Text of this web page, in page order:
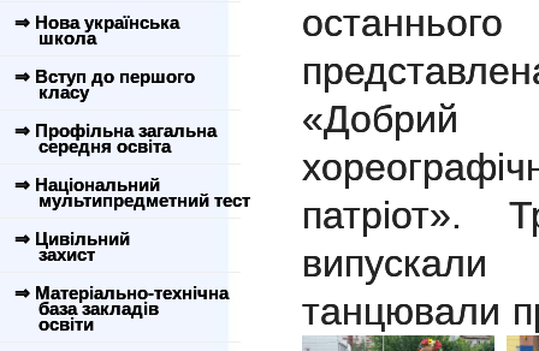
⇒ Нова українська
школа
⇒ Вступ до першого
класу
⇒ Профільна загальна
середня освіта
⇒ Національний
мультипредметний тест
⇒ Цивільний
захист
⇒ Матеріально-технічна
база закладів
освіти
«Добрий
патріот».
танцювали